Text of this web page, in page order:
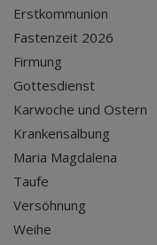
Erstkommunion
Fastenzeit 2026
Firmung
Gottesdienst
Karwoche und Ostern
Krankensalbung
Maria Magdalena
Taufe
Versöhnung
Weihe